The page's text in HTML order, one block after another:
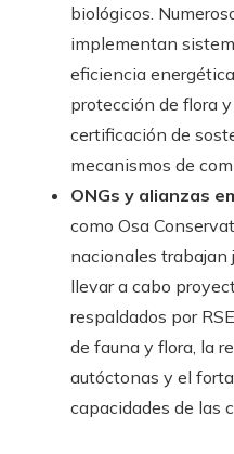
biológicos.
implementan
eficiencia
protección de flora
certificación de
mecanismos de
ONGs y alianzas
como Osa
nacionales trabajan
llevar a cabo
respaldados por
de fauna y flora, la
autóctonas y el
capacidades de las